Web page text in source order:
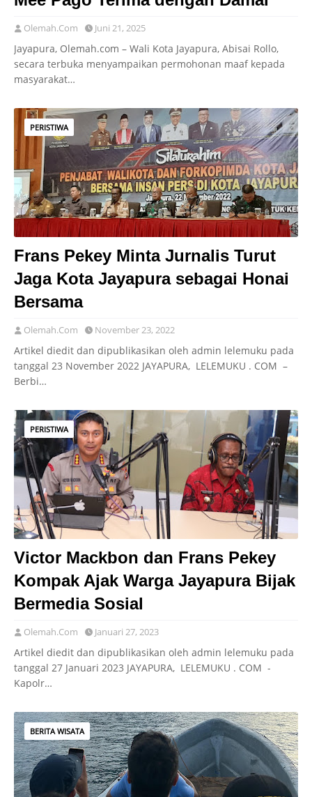
Olemah.Com Juni 21, 2025
Jayapura, Olemah.com – Wali Kota Jayapura, Abisai Rollo,
secara terbuka menyampaikan permohonan maaf kepada
masyarakat…
PERISTIWA
Frans Pekey Minta Jurnalis Turut
Jaga Kota Jayapura sebagai Honai
Bersama
Olemah.Com November 23, 2022
Artikel diedit dan dipublikasikan oleh admin lelemuku pada
tanggal 23 November 2022 JAYAPURA, LELEMUKU . COM –
Berbi…
PERISTIWA
Victor Mackbon dan Frans Pekey
Kompak Ajak Warga Jayapura Bijak
Bermedia Sosial
Olemah.Com Januari 27, 2023
Artikel diedit dan dipublikasikan oleh admin lelemuku pada
tanggal 27 Januari 2023 JAYAPURA, LELEMUKU . COM -
Kapolr…
BERITA WISATA